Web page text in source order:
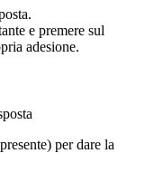
e premere sul
adesione.
per dare la